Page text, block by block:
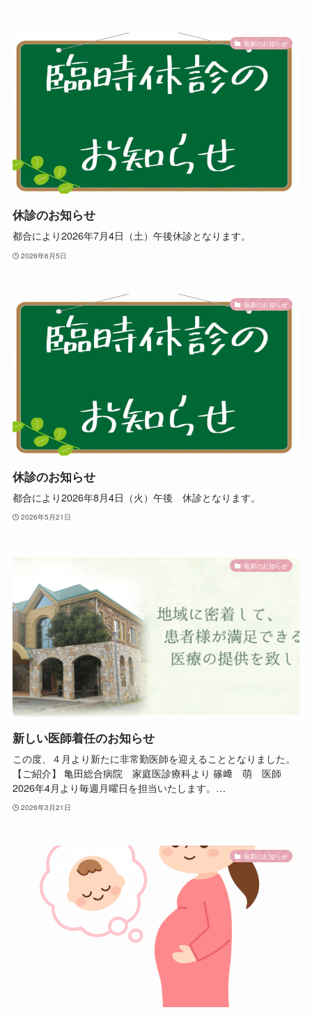
最新のお知らせ
休診のお知らせ
都合により2026年7月4日（土）午後休診となります。
2026年6月5日
最新のお知らせ
休診のお知らせ
都合により2026年8月4日（火）午後 休診となります。
2026年5月21日
最新のお知らせ
新しい医師着任のお知らせ
この度、４月より新たに非常勤医師を迎えることとなりました。
【ご紹介】 亀田総合病院 家庭医診療科より 篠﨑 萌 医師
2026年4月より毎週月曜日を担当いたします。…
2026年3月21日
最新のお知らせ